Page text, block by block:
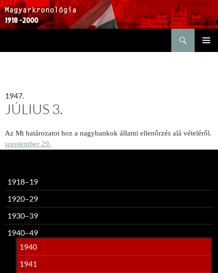
1947.
JÚLIUS 3.
Az Mt határozatot hoz a nagybankok állami ellenőrzés alá vételéről.
szeptember 29.
1918–19
1920–29
1930–39
1940–49
1940
1941